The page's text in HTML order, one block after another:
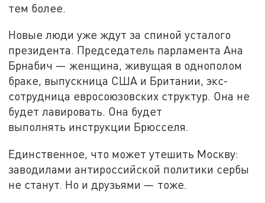
тем более.
Новые люди уже ждут за спиной усталого
президента. Председатель парламента Ана
Брнабич — женщина, живущая в однополом
браке, выпускница США и Британии, экс-
сотрудница евросоюзовских структур. Она не
будет лавировать. Она будет
выполнять инструкции Брюсселя.
Единственное, что может утешить Москву:
заводилами антироссийской политики сербы
не станут. Но и друзьями — тоже.